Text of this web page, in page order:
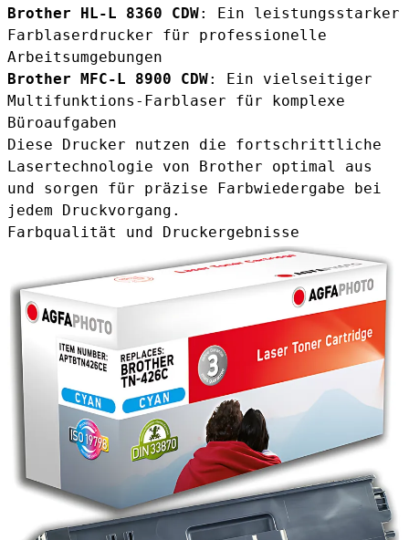
Brother HL-L 8360 CDW: Ein leistungsstarker
Farblaserdrucker für professionelle
Arbeitsumgebungen
Brother MFC-L 8900 CDW: Ein vielseitiger
Multifunktions-Farblaser für komplexe
Büroaufgaben
Diese Drucker nutzen die fortschrittliche
Lasertechnologie von Brother optimal aus
und sorgen für präzise Farbwiedergabe bei
jedem Druckvorgang.
Farbqualität und Druckergebnisse